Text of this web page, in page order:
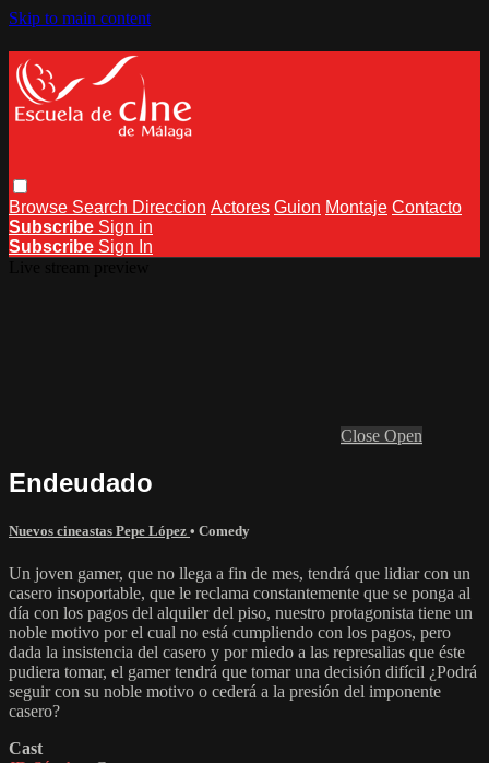
Skip to main content
Browse Search Direccion Actores Guion Montaje Contacto
Subscribe Sign in
Subscribe Sign In
Close Open
Endeudado
Nuevos cineastas Pepe López • Comedy
Un joven gamer, que no llega a fin de mes, tendrá que lidiar con un
casero insoportable, que le reclama constantemente que se ponga al
día con los pagos del alquiler del piso, nuestro protagonista tiene un
noble motivo por el cual no está cumpliendo con los pagos, pero
dada la insistencia del casero y por miedo a las represalias que éste
pudiera tomar, el gamer tendrá que tomar una decisión difícil ¿Podrá
seguir con su noble motivo o cederá a la presión del imponente
casero?
Cast